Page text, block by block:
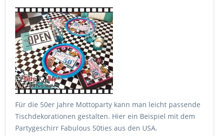
Für die 50er Jahre Mottoparty kann man leicht passende
Tischdekorationen gestalten. Hier ein Beispiel mit dem
Partygeschirr Fabulous 50ties aus den USA.